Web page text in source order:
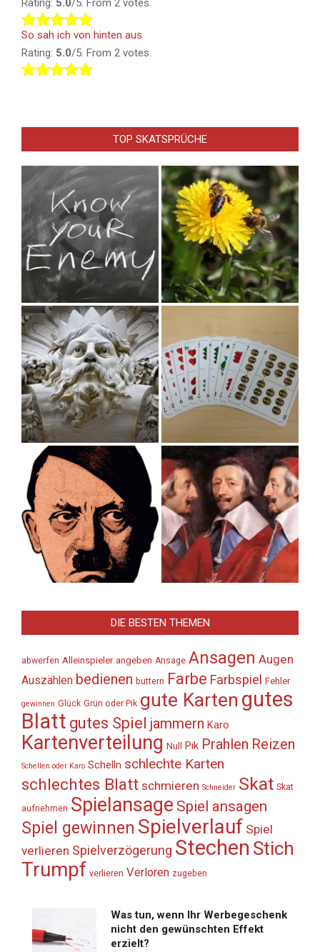
Rating: 5.0/5. From 2 votes.
So sah ich von hinten aus
Rating: 5.0/5. From 2 votes.
TOP SKATSPRÜCHE
DIE BESTEN THEMEN
abwerfen Alleinspieler angeben Ansage Ansagen Augen
Auszählen bedienen buttern Farbe Farbspiel Fehler
gewinnen Glück Grün oder Pik gute Karten gutes
Blatt gutes Spiel jammern Karo
Kartenverteilung Null Pik Prahlen Reizen
Schellen oder Karo Schelln schlechte Karten
schlechtes Blatt schmieren Schneider Skat Skat
aufnehmen Spielansage Spiel ansagen
Spiel gewinnen Spielverlauf Spiel
verlieren Spielverzögerung Stechen Stich
Trumpf verlieren Verloren zugeben
Was tun, wenn Ihr Werbegeschenk
nicht den gewünschten Effekt
erzielt?